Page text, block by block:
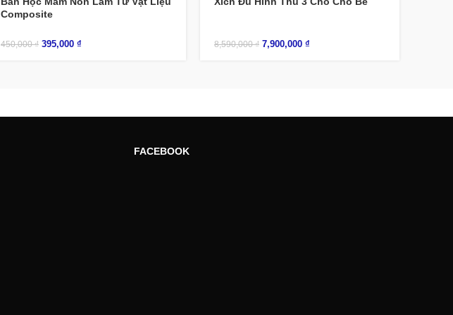
Composite
450,000₫ 395,000 ₫ 8,590,000₫ 7,900,000 ₫
FACEBOOK